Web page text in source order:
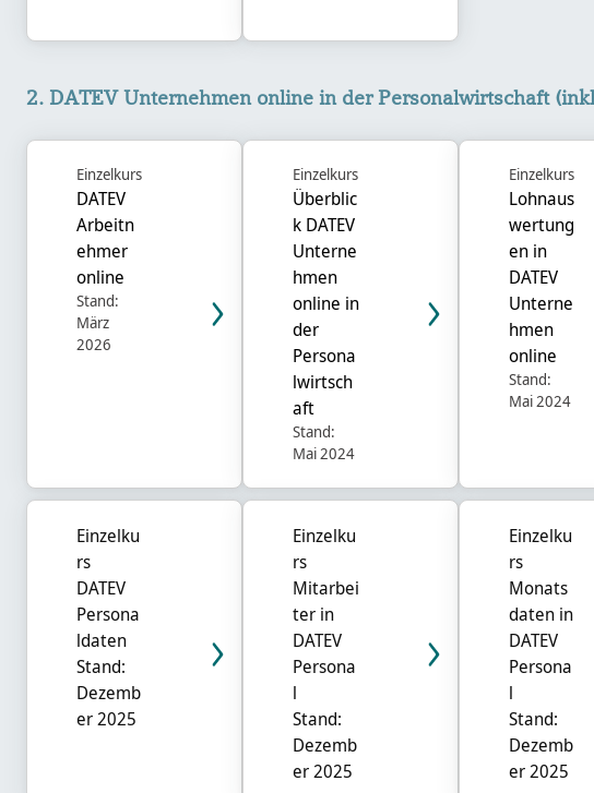
2. DATEV Unternehmen online in der Personalwirtschaft (inkl. DATEV
2. DATEV Unternehmen online in der Personalwirtschaft
Einzelkurs
DATEV
Arbeitn
ehmer
online
Stand:
März
2026
Einzelkurs
Überblic
k DATEV
Unterne
hmen
online in
der
Persona
lwirtsch
aft
Stand:
Mai 2024
Einzelkurs
Lohnaus
wertung
en in
DATEV
Unterne
hmen
online
Stand:
Mai 2024
Einzelku
rs
DATEV
Persona
ldaten
Stand:
Dezemb
er 2025
Einzelku
rs
Mitarbei
ter in
DATEV
Persona
l
Stand:
Dezemb
er 2025
Einzelku
rs
Monats
daten in
DATEV
Persona
l
Stand:
Dezemb
er 2025